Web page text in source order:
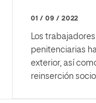
01 / 09 / 2022
Los
penitenciarias
exterior, así
reinserción